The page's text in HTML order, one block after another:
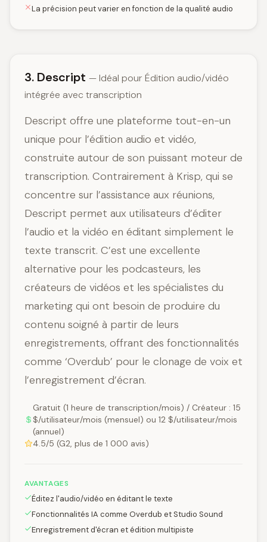
La précision peut varier en fonction de la qualité audio
3. Descript — Idéal pour Édition audio/vidéo
intégrée avec transcription
Descript offre une plateforme tout-en-un
unique pour l’édition audio et vidéo,
construite autour de son puissant moteur de
transcription. Contrairement à Krisp, qui se
concentre sur l’assistance aux réunions,
Descript permet aux utilisateurs d’éditer
l’audio et la vidéo en éditant simplement le
texte transcrit. C’est une excellente
alternative pour les podcasteurs, les
créateurs de vidéos et les spécialistes du
marketing qui ont besoin de produire du
contenu soigné à partir de leurs
enregistrements, offrant des fonctionnalités
comme ‘Overdub’ pour le clonage de voix et
l’enregistrement d’écran.
Gratuit (1 heure de transcription/mois) / Créateur : 15
$/utilisateur/mois (mensuel) ou 12 $/utilisateur/mois
(annuel)
4.5/5 (G2, plus de 1 000 avis)
AVANTAGES
Éditez l'audio/vidéo en éditant le texte
Fonctionnalités IA comme Overdub et Studio Sound
Enregistrement d'écran et édition multipiste